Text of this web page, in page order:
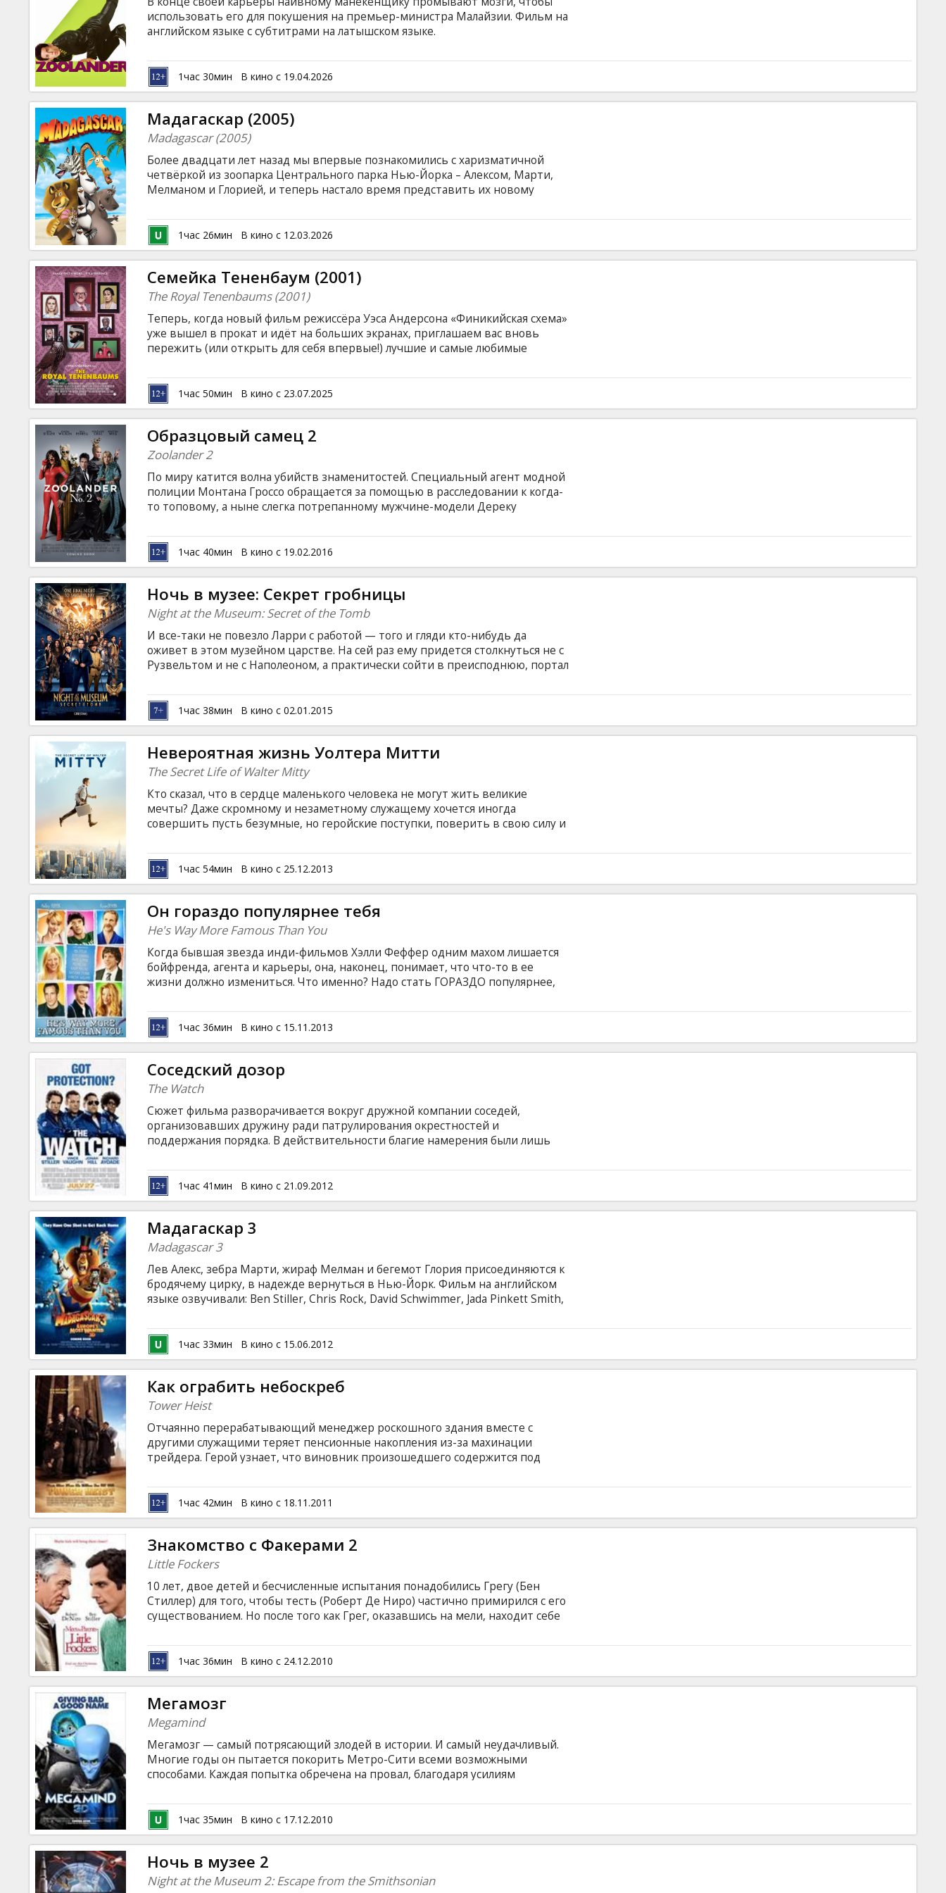
использовать его для покушения на премьер-министра Малайзии. Фильм на
английском языке с субтитрами на латышском языке.
1час 30мин В кино с 19.04.2026
Мадагаскар (2005)
Madagascar (2005)
Более двадцати лет назад мы впервые познакомились с харизматичной
четвёркой из зоопарка Центрального парка Нью-Йорка – Алексом, Марти,
Мелманом и Глорией, и теперь настало время представить их новому
из Центрального зоопарка в Нью-Йорке – лев Алекс, зебра Марти, жираф
Мелман и гиппопотамиха Глория – решаются на побег. Оказавшись после
кораблекрушения на экзотическом острове Мадагаскар, путешественники с
ужасом понимают, что с городскими привычками им придется
распрощаться. Здесь нет людей, любимых клеток, вкусной кормежки.
1час 26мин В кино с 12.03.2026
Семейка Тененбаум (2001)
The Royal Tenenbaums (2001)
Теперь, когда новый фильм режиссёра Уэса Андерсона «Финикийская схема»
уже вышел в прокат и идёт на больших экранах, приглашаем вас вновь
пережить (или открыть для себя впервые!) лучшие и самые любимые
Фильм рассказывает о необычной семье Тененбаумов, все члены которой
обладают уникальными способностями. Например, Чес уже в десять лет
добился больших успехов в финансовой сфере, Ричи является одаренным
теннисистом, Марго стала в десять лет известным писателем-драматургом.
1час 50мин В кино с 23.07.2025
Образцовый самец 2
Zoolander 2
По миру катится волна убийств знаменитостей. Специальный агент модной
полиции Монтана Гроссо обращается за помощью в расследовании к когда-
то топовому, а ныне слегка потрепанному мужчине-модели Дереку
остановить преступления на модной почве и триумфально вернуться на
подиум в мире, где для обретения всеобщей популярности достаточно
одного селфи? Фильм на английском языке с субтитрами на латышском и
русском языках.
1час 40мин В кино с 19.02.2016
Ночь в музее: Секрет гробницы
Night at the Museum: Secret of the Tomb
И все-таки не повезло Ларри с работой — того и гляди кто-нибудь да
оживет в этом музейном царстве. На сей раз ему придется столкнуться не с
Рузвельтом и не с Наполеоном, а практически сойти в преисподнюю, портал
Фильм на английском языке с субтитрами на латышском и русском языках.
1час 38мин В кино с 02.01.2015
Невероятная жизнь Уолтера Митти
The Secret Life of Walter Mitty
Кто сказал, что в сердце маленького человека не могут жить великие
мечты? Даже скромному и незаметному служащему хочется иногда
совершить пусть безумные, но геройские поступки, поверить в свою силу и
на английском языке с субтитрами на латышском и русском языках.
1час 54мин В кино с 25.12.2013
Он гораздо популярнее тебя
He's Way More Famous Than You
Когда бывшая звезда инди-фильмов Хэлли Феффер одним махом лишается
бойфренда, агента и карьеры, она, наконец, понимает, что что-то в ее
жизни должно измениться. Что именно? Надо стать ГОРАЗДО популярнее,
Хэлли зовет на помощь своего брата Райана и его друга и принимается за
съемки собственного фильма с самой собой в главной роли. Фильм на
английском языке с субтитрами на латышском и русском языках.
1час 36мин В кино с 15.11.2013
Соседский дозор
The Watch
Сюжет фильма разворачивается вокруг дружной компании соседей,
организовавших дружину ради патрулирования окрестностей и
поддержания порядка. В действительности благие намерения были лишь
сугубо мужской компании. Безоблачная жизнь заканчивается в тот момент,
когда соседский дозор случайно узнаёт о заговоре с целью уничтожить мир.
Фильм на английском языке с субтитрами на латышском и русском языках.
1час 41мин В кино с 21.09.2012
Мадагаскар 3
Madagascar 3
Лев Алекс, зебра Марти, жираф Мелман и бегемот Глория присоединяются к
бродячему цирку, в надежде вернуться в Нью-Йорк. Фильм на английском
языке озвучивали: Ben Stiller, Chris Rock, David Schwimmer, Jada Pinkett Smith,
язык. Доступен и в формате 3D!
1час 33мин В кино с 15.06.2012
Как ограбить небоскреб
Tower Heist
Отчаянно перерабатывающий менеджер роскошного здания вместе с
другими служащими теряет пенсионные накопления из-за махинации
трейдера. Герой узнает, что виновник произошедшего содержится под
ограбление подлеца компенсирует им убытки. Starring: Ben Stiller, Eddie
Murphy, Matthew Broderick, Téa Leoni, Gabourey Sidibe, Casey Affleck, Stephen
Henderson, Judd Hirsch, Michael Peña and Alan Alda Pежиссер: Brett Ratner
Фильм на английском языке с субтитрами на латышском и русском языках.
1час 42мин В кино с 18.11.2011
Знакомство с Факерами 2
Little Fockers
10 лет, двое детей и бесчисленные испытания понадобились Грегу (Бен
Стиллер) для того, чтобы тесть (Роберт Де Ниро) частично примирился с его
существованием. Но после того как Грег, оказавшись на мели, находит себе
геометрической прогрессии. Когда все семейство Грега и Пэм, включая ее
бывшего возлюбленного Кевина (Оуэн Уилсон), соберутся на день рождения
близнецов, Грегу придется доказать скептично настроенному Джеку, что он
настоящий хозяин в доме.
1час 36мин В кино с 24.12.2010
Мегамозг
Megamind
Мегамозг — самый потрясающий злодей в истории. И самый неудачливый.
Многие годы он пытается покорить Метро-Сити всеми возможными
способами. Каждая попытка обречена на провал, благодаря усилиям
замысел Мегамозга срабатывает. Cпособен ли злой гений стать героем?
Актеры: Will Ferrell, Brad Pitt, Tina Fey, Jonah Hill Режиссеp: Tom McGrath
Доступен и в формате 3D - дублирован на русском и латышском языке.
1час 35мин В кино с 17.12.2010
Ночь в музее 2
Night at the Museum 2: Escape from the Smithsonian